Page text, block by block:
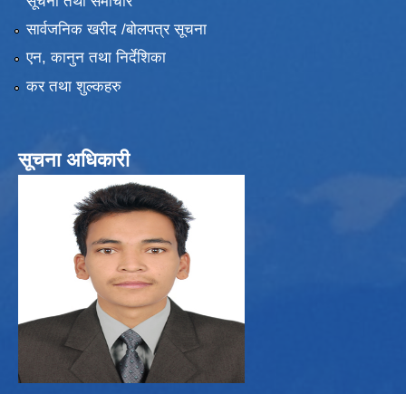
सार्वजनिक खरीद /बोलपत्र सूचना
एन, कानुन तथा निर्देशिका
कर तथा शुल्कहरु
सूचना अधिकारी